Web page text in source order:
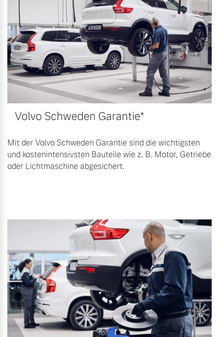
Volvo Schweden Garantie*
Mit der Volvo Schweden Garantie sind die wichtigsten
und kostenintensivsten Bauteile wie z. B. Motor, Getriebe
oder Lichtmaschine abgesichert.